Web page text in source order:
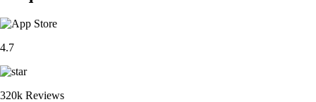
4.7
320k Reviews